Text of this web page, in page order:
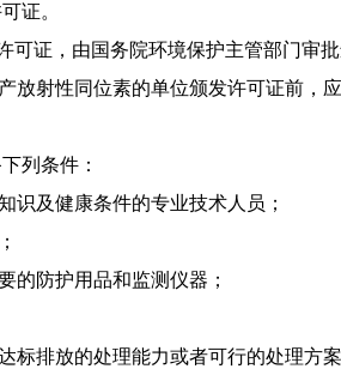
证。
可证，由国务院环境保护主管部门审批
放射性同位素的单位颁发许可证前，
列条件：
识及健康条件的专业技术人员；
的防护用品和监测仪器；
标排放的处理能力或者可行的处理方案